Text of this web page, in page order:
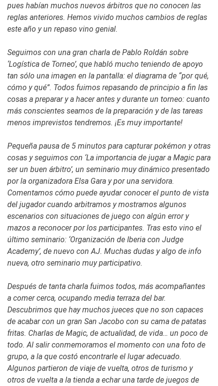
pues habían muchos nuevos árbitros que no conocen las
reglas anteriores. Hemos vivido muchos cambios de reglas
este año y un repaso vino genial.
Seguimos con una gran charla de Pablo Roldán sobre
‘Logística de Torneo’, que habló mucho teniendo de apoyo
tan sólo una imagen en la pantalla: el diagrama de “por qué,
cómo y qué”. Todos fuimos repasando de principio a fin las
cosas a preparar y a hacer antes y durante un torneo: cuanto
más conscientes seamos de la preparación y de las tareas
menos imprevistos tendremos. ¡Es muy importante!
Pequeña pausa de 5 minutos para capturar pokémon y otras
cosas y seguimos con ‘La importancia de jugar a Magic para
ser un buen árbitro’, un seminario muy dinámico presentado
por la organizadora Elsa Gara y por una servidora.
Comentamos cómo puede ayudar conocer el punto de vista
del jugador cuando arbitramos y mostramos algunos
escenarios con situaciones de juego con algún error y
mazos a reconocer por los participantes. Tras esto vino el
último seminario: ‘Organización de Iberia con Judge
Academy’, de nuevo con AJ. Muchas dudas y algo de info
nueva, otro seminario muy participativo.
Después de tanta charla fuimos todos, más acompañantes
a comer cerca, ocupando media terraza del bar.
Descubrimos que hay muchos jueces que no son capaces
de acabar con un gran San Jacobo con su cama de patatas
fritas. Charlas de Magic, de actualidad, de vida… un poco de
todo. Al salir conmemoramos el momento con una foto de
grupo, a la que costó encontrarle el lugar adecuado.
Algunos partieron de viaje de vuelta, otros de turismo y
otros de vuelta a la tienda a echar una tarde de juegos de